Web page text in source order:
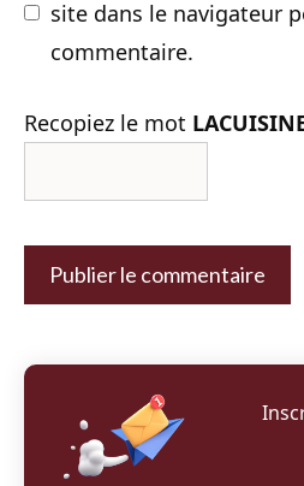
site dans le navigateur
commentaire.
Recopiez le mot